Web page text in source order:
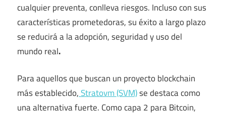
cualquier preventa, conlleva riesgos. Incluso con sus
características prometedoras, su éxito a largo plazo
se reducirá a la adopción, seguridad y uso del
mundo real.
Para aquellos que buscan un proyecto blockchain
más establecido,Stratovm (SVM)se destaca como
una alternativa fuerte. Como capa 2 para Bitcoin,